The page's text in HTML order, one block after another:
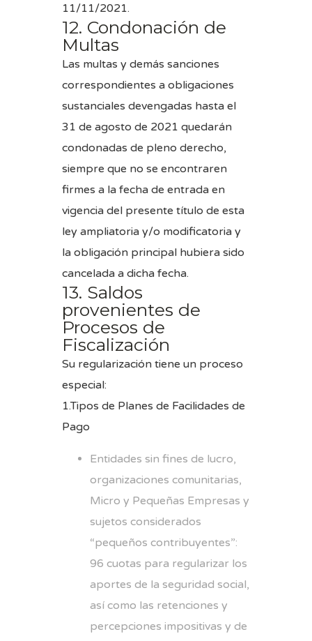
11/11/2021.
12. Condonación de
Multas
Las multas y demás sanciones
correspondientes a obligaciones
sustanciales devengadas hasta el
31 de agosto de 2021 quedarán
condonadas de pleno derecho,
siempre que no se encontraren
firmes a la fecha de entrada en
vigencia del presente título de esta
ley ampliatoria y/o modificatoria y
la obligación principal hubiera sido
cancelada a dicha fecha.
13. Saldos
provenientes de
Procesos de
Fiscalización
Su regularización tiene un proceso
especial:
1.Tipos de Planes de Facilidades de
Pago
Entidades sin fines de lucro,
organizaciones comunitarias,
Micro y Pequeñas Empresas y
sujetos considerados
“pequeños contribuyentes”:
96 cuotas para regularizar los
aportes de la seguridad social,
así como las retenciones y
percepciones impositivas y de